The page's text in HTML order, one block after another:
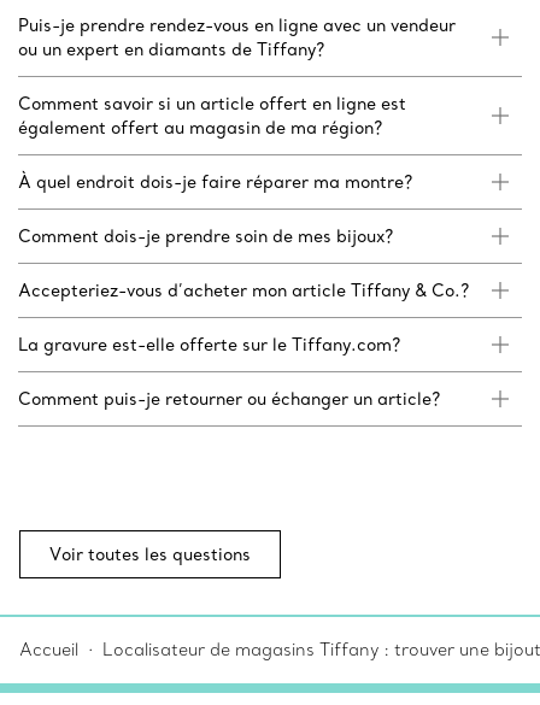
Puis-je prendre rendez-vous en ligne avec un vendeur
ou un expert en diamants de Tiffany?
Comment savoir si un article offert en ligne est
également offert au magasin de ma région?
À quel endroit dois-je faire réparer ma montre?
Comment dois-je prendre soin de mes bijoux?
Accepteriez-vous d’acheter mon article Tiffany & Co.?
La gravure est-elle offerte sur le Tiffany.com?
Comment puis-je retourner ou échanger un article?
Voir toutes les questions
Accueil Localisateur de magasins Tiffany : trouver une